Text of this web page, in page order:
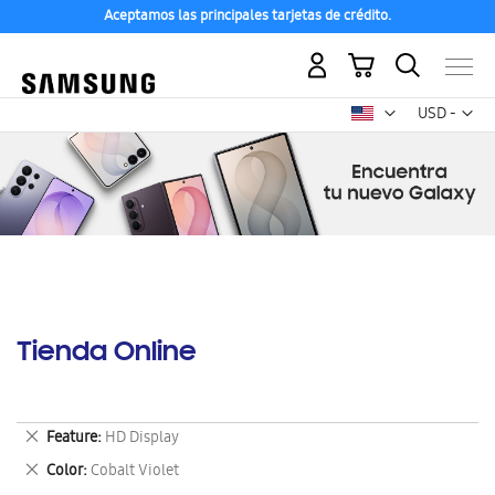
Aceptamos las principales tarjetas de crédito.
USD -
dólar
Mi carrito
Tienda Online
Feature HD Display
Eliminar
este
artículo
Color Cobalt Violet
Eliminar